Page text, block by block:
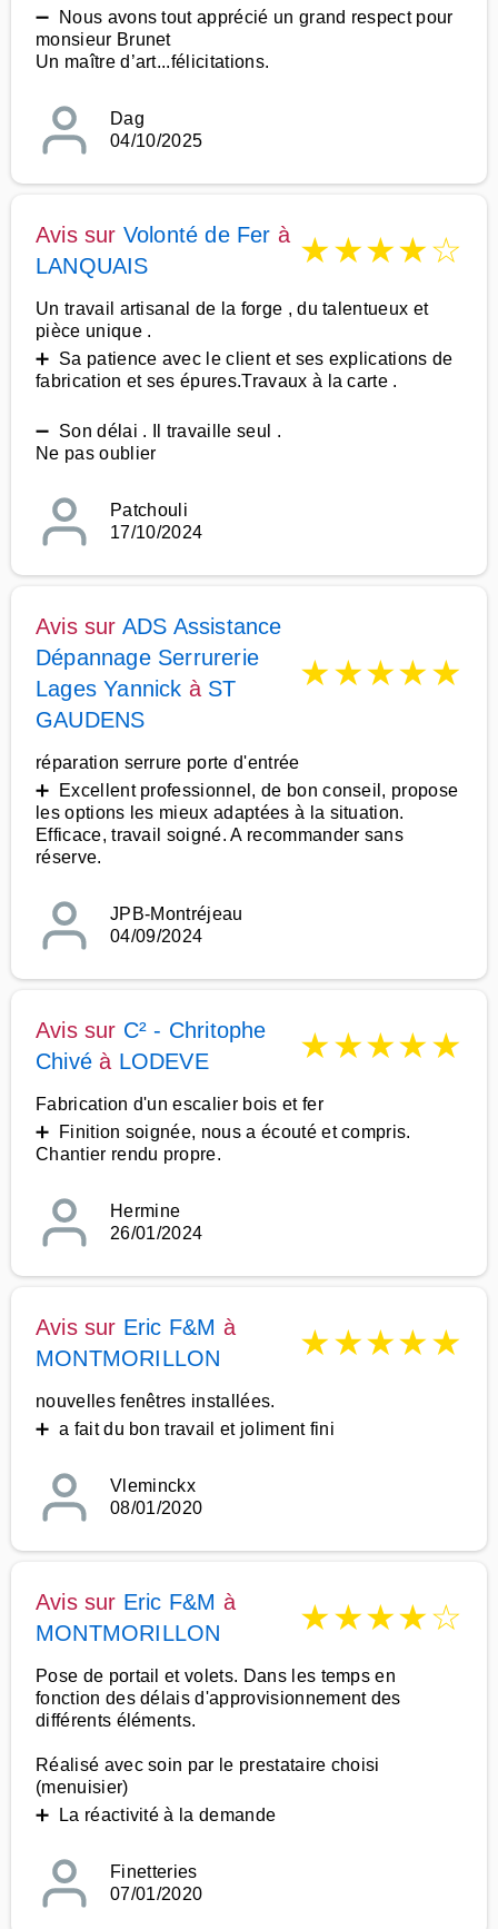
➖ Nous avons tout apprécié un grand respect pour
monsieur Brunet
Un maître d’art...félicitations.
Dag
04/10/2025
Avis sur Volonté de Fer à
LANQUAIS
★★★★☆
Un travail artisanal de la forge , du talentueux et
pièce unique .
➕ Sa patience avec le client et ses explications de
fabrication et ses épures.Travaux à la carte .
➖ Son délai . Il travaille seul .
Ne pas oublier
Patchouli
17/10/2024
Avis sur ADS Assistance
Dépannage Serrurerie
Lages Yannick à ST
GAUDENS
★★★★★
réparation serrure porte d'entrée
➕ Excellent professionnel, de bon conseil, propose
les options les mieux adaptées à la situation.
Efficace, travail soigné. A recommander sans
réserve.
JPB-Montréjeau
04/09/2024
Avis sur C² - Chritophe
Chivé à LODEVE ★★★★★
Fabrication d'un escalier bois et fer
➕ Finition soignée, nous a écouté et compris.
Chantier rendu propre.
Hermine
26/01/2024
Avis sur Eric F&M à
MONTMORILLON
★★★★★
nouvelles fenêtres installées.
➕ a fait du bon travail et joliment fini
Vleminckx
08/01/2020
Avis sur Eric F&M à
MONTMORILLON
★★★★☆
Pose de portail et volets. Dans les temps en
fonction des délais d'approvisionnement des
différents éléments.
Réalisé avec soin par le prestataire choisi
(menuisier)
➕ La réactivité à la demande
Finetteries
07/01/2020